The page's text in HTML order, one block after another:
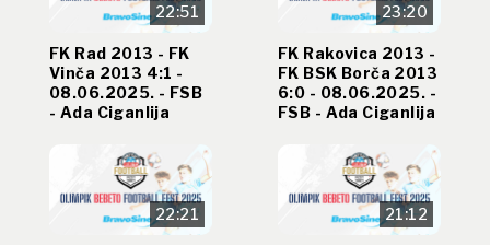
22:51
FK Rad 2013 - FK
Vinča 2013 4:1 -
08.06.2025. - FSB
- Ada Ciganlija
23:20
FK Rakovica 2013 -
FK BSK Borča 2013
6:0 - 08.06.2025. -
FSB - Ada Ciganlija
22:21 21:12